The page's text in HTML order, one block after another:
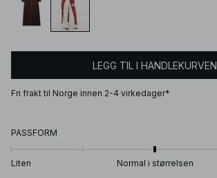
LEGG TIL I HANDLEKURVEN
Fri frakt til Norge innen 2-4 virkedager*
PASSFORM
Liten Normal i størrelsen